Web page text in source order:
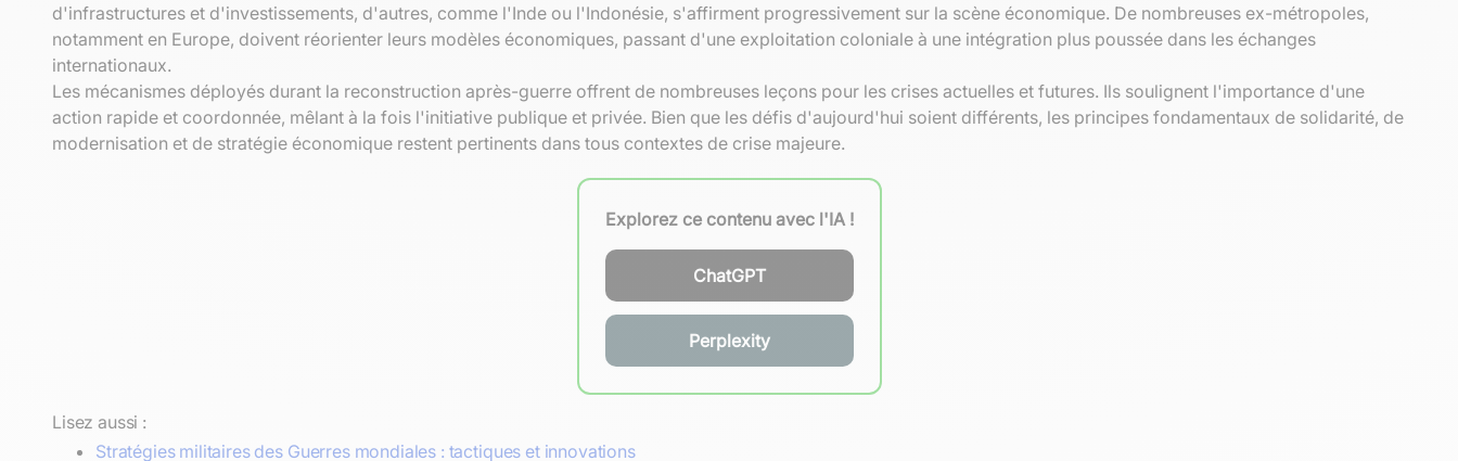
d'infrastructures et d'investissements, d'autres, comme l'Inde ou l'Indonésie, s'affirment progressivement sur la scène économique. De nombreuses ex-métropoles,
notamment en Europe, doivent réorienter leurs modèles économiques, passant d'une exploitation coloniale à une intégration plus poussée dans les échanges
internationaux.
Les mécanismes déployés durant la reconstruction après-guerre offrent de nombreuses leçons pour les crises actuelles et futures. Ils soulignent l'importance d'une
action rapide et coordonnée, mêlant à la fois l'initiative publique et privée. Bien que les défis d'aujourd'hui soient différents, les principes fondamentaux de solidarité, de
modernisation et de stratégie économique restent pertinents dans tous contextes de crise majeure.
Explorez ce contenu avec l'IA !
ChatGPT
Perplexity
Lisez aussi :
Stratégies militaires des Guerres mondiales : tactiques et innovations